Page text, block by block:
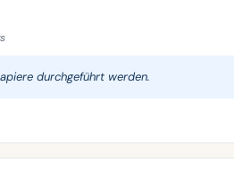
durchgeführt werden.